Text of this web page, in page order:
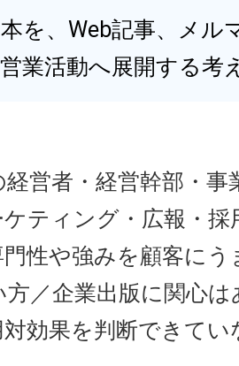
を、Web記事、メル
業活動へ展開する考
経営者・経営幹部・事
ティング・広報・採
門性や強みを顧客に
／企業出版に関心
対効果を判断できてい